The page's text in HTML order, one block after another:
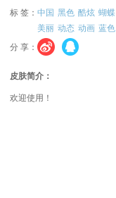
标 签： 中国 黑色 酷炫 蝴蝶
美丽 动态 动画 蓝色
分 享：
皮肤简介：
欢迎使用！